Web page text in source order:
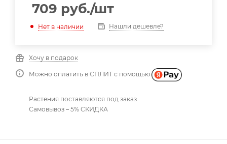
709 руб./шт
Нет в наличии Нашли дешевле?
Хочу в подарок
Можно оплатить в СПЛИТ с помощью
Растения поставляются под заказ
Самовывоз – 5% СКИДКА